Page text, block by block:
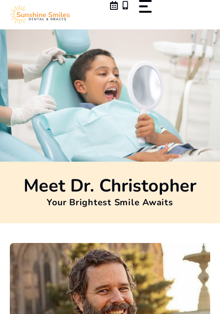
content
Meet Dr. Christopher
Your Brightest Smile Awaits